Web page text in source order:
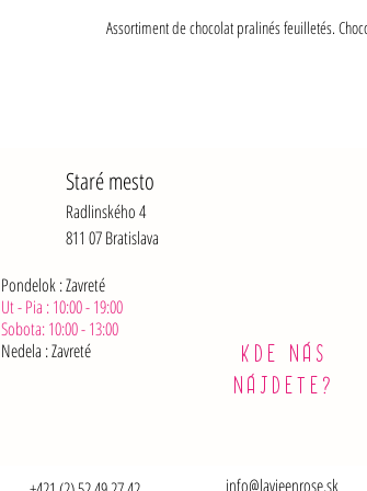
Assortiment de chocolat pralinés feuilletés.
KDE NÁS
NÁJDETE?
info@lavieenrose.sk
Staré mesto
Radlinského 4
811 07 Bratislava
Pondelok : Zavreté
Ut - Pia : 10:00 - 19:00
Sobota: 10:00 - 13:00
Nedela :Zavreté